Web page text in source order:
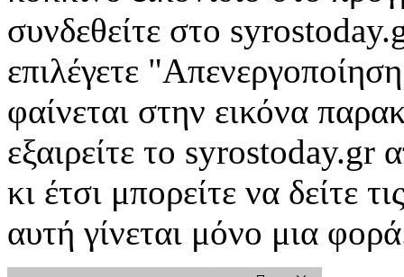
συνδεθείτε στο
επιλέγετε
φαίνεται στην εικόνα
εξαιρείτε το syrostoday.gr
κι έτσι μπορείτε να δείτε
αυτή γίνεται μόνο μια